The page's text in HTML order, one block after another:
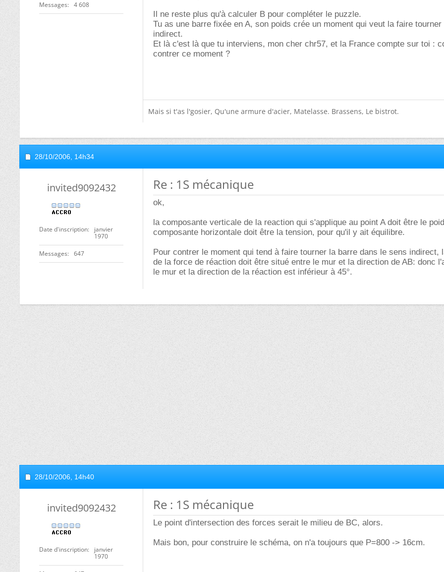
Messages 4 608
Il ne reste plus qu'à calculer B pour compléter le puzzle.
Tu as une barre fixée en A, son poids crée un moment qui veut la faire tourner
indirect.
Et là c'est là que tu interviens, mon cher chr57, et la France compte sur toi :
contrer ce moment ?
Mais si t'as l'gosier, Qu'une armure d'acier, Matelasse. Brassens, Le bistrot.
28/10/2006, 14h34
invited9092432
Date d'inscription
janvier
1970
Messages 647
Re : 1S mécanique
ok,
la composante verticale de la reaction qui s'applique au point A doit être le
composante horizontale doit être la tension, pour qu'il y ait équilibre.
Pour contrer le moment qui tend à faire tourner la barre dans le sens indirect,
de la force de réaction doit être situé entre le mur et la direction de AB: donc
le mur et la direction de la réaction est inférieur à 45°.
28/10/2006, 14h40
invited9092432
Date d'inscription
janvier
1970
Re : 1S mécanique
Le point d'intersection des forces serait le milieu de BC, alors.
Mais bon, pour construire le schéma, on n'a toujours que P=800 -> 16cm.